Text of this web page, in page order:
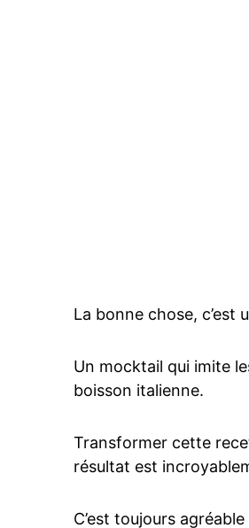
La bonne chose, c’est
Un mocktail qui imite
boisson italienne.
Transformer cette
résultat est
C’est toujours